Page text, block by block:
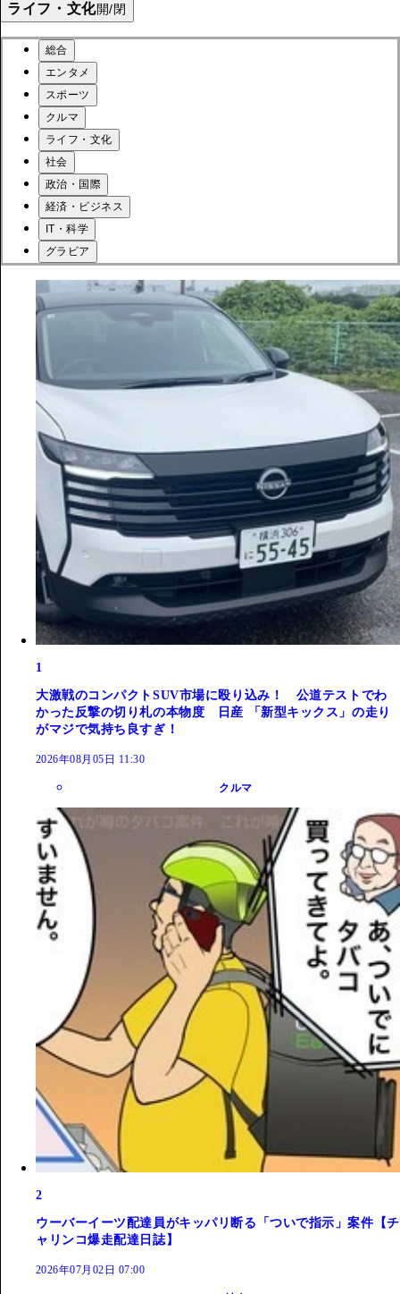
ライフ・文化開/閉
総合
エンタメ
スポーツ
クルマ
ライフ・文化
社会
政治・国際
経済・ビジネス
IT・科学
グラビア
1
大激戦のコンパクトSUV市場に殴り込み！ 公道テストでわ
かった反撃の切り札の本物度 日産 「新型キックス」の走り
がマジで気持ち良すぎ！
2026年08月05日 11:30
クルマ
2
ウーバーイーツ配達員がキッパリ断る「ついで指示」案件【チ
ャリンコ爆走配達日誌】
2026年07月02日 07:00